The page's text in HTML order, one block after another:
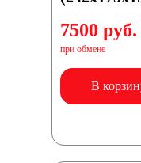
(Родина бренда)
7500 руб.
при обмене
В